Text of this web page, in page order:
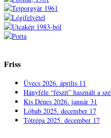
Friss
Üvecs 2026. április 11
Hányféle “fészit” használt a
Kis Dénes 2026. január 31
Lóbab 2025. december 17
Tótrépa 2025. december 17